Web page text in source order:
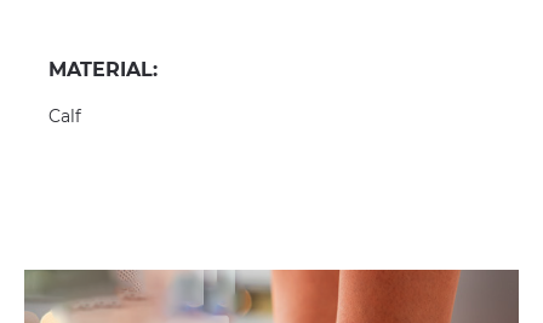
MATERIAL:
Calf